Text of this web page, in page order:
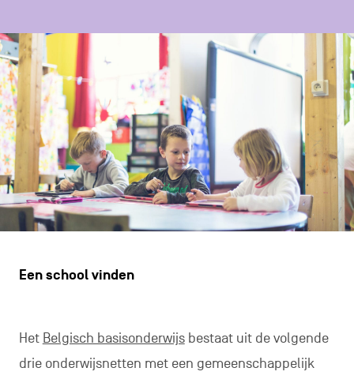
PRIVACYBELEID
FacebookInstagramYoutubeLinkedIn
NL EN FR
Een school vinden
Het Belgisch basisonderwijsbestaat uit de volgende
drie onderwijsnetten met een gemeenschappelijk